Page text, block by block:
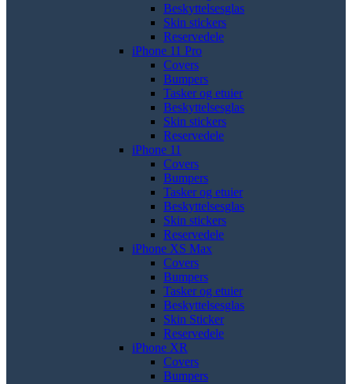
Beskyttelsesglas
Skin stickers
Reservedele
iPhone 11 Pro
Covers
Bumpers
Tasker og etuier
Beskyttelsesglas
Skin stickers
Reservedele
iPhone 11
Covers
Bumpers
Tasker og etuier
Beskyttelsesglas
Skin stickers
Reservedele
iPhone XS Max
Covers
Bumpers
Tasker og etuier
Beskyttelsesglas
Skin Sticker
Reservedele
iPhone XR
Covers
Bumpers